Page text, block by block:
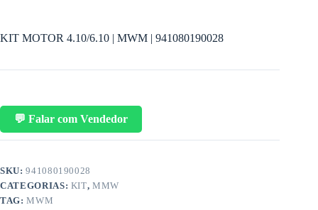
KIT MOTOR 4.10/6.10 | MWM | 941080190028
💬 Falar com Vendedor
SKU:941080190028
CATEGORIAS: KIT,MMW
TAG:MWM